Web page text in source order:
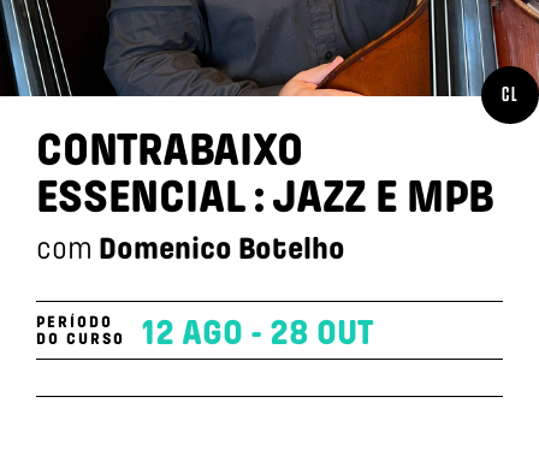
CL
CONTRABAIXO
ESSENCIAL : JAZZ E MPB
com Domenico Botelho
PERÍODO
DO CURSO
12 AGO - 28 OUT